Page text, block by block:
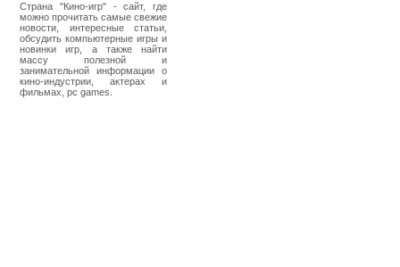
Страна "Кино-игр" - сайт, где
можно прочитать самые свежие
новости, интересные статьи,
обсудить компьютерные игры и
новинки игр, а также найти
массу полезной и
занимательной информации о
кино-индустрии, актерах и
фильмах, pc games.